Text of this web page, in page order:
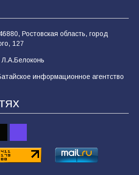
дорожные работы
Госдуме дали ответ
№ 35 дети освоили
в ходе
Ростовская область, город
127
Л.А.Белоконь
информационное агентство